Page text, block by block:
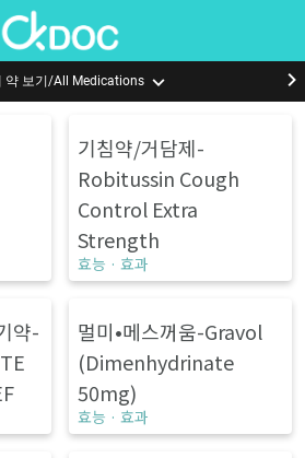
약 보기/All Medications
기침약/거담제-
Robitussin Cough
Control Extra
Strength
효능 · 효과
약-
멀미•메스꺼움-Gravol
(Dimenhydrinate
50mg)
효능 · 효과